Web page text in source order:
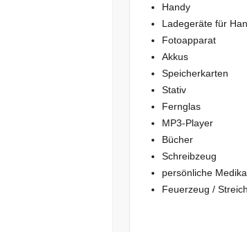
Handy
Ladegeräte für
Fotoapparat
Akkus
Speicherkarten
Stativ
Fernglas
MP3-Player
Bücher
Schreibzeug
persönliche
Feuerzeug /